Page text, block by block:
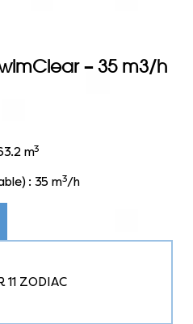
– 35 m3/h
m3
: 35 m3/h
11 ZODIAC